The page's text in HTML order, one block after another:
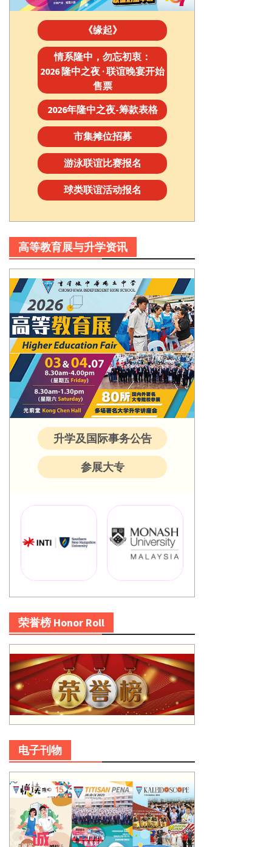
《缘起》
情系隆中，勿忘初衷：
2026 隆中之夜 · 联谊晚宴开始
售票
2026年隆中之夜-筹款表格
市集摊位招募
游泳联谊比赛报名
球类联谊活动报名
高等教育展与升学资讯
升学及国际事务公告
参展大专
荣誉榜 Honor Roll
电子刊物